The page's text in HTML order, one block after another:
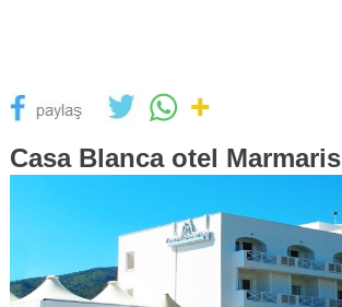
Casa Blanca otel Marmaris